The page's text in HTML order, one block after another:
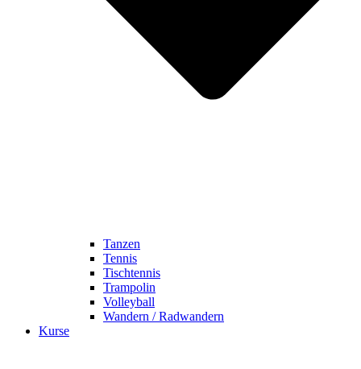
Tanzen
Tennis
Tischtennis
Trampolin
Volleyball
Wandern / Radwandern
Kurse